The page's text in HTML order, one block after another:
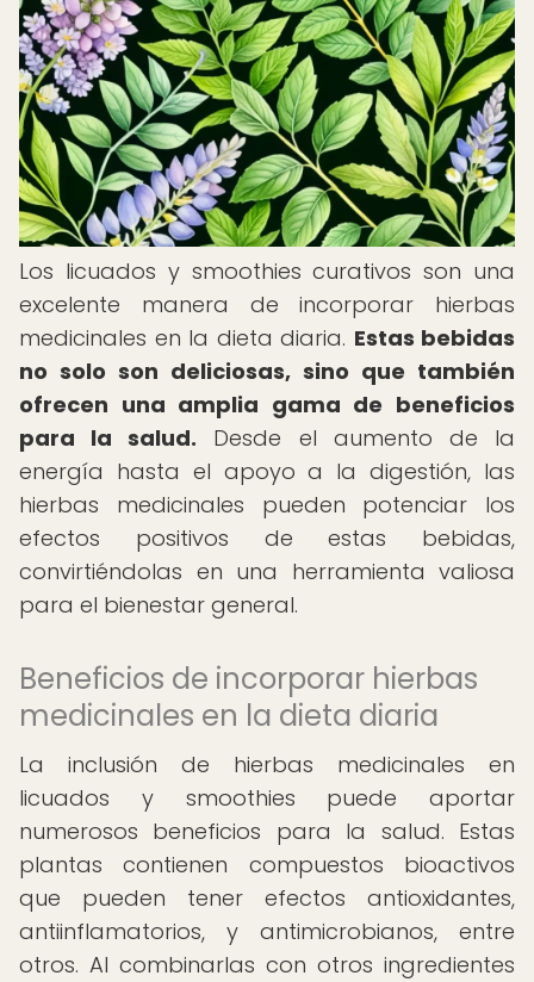
Los licuados y smoothies curativos son una
excelente manera de incorporar hierbas
medicinales en la dieta diaria. Estas bebidas
no solo son deliciosas, sino que también
ofrecen una amplia gama de beneficios
para la salud. Desde el aumento de la
energía hasta el apoyo a la digestión, las
hierbas medicinales pueden potenciar los
efectos positivos de estas bebidas,
convirtiéndolas en una herramienta valiosa
para el bienestar general.
Beneficios de incorporar hierbas
medicinales en la dieta diaria
La inclusión de hierbas medicinales en
licuados y smoothies puede aportar
numerosos beneficios para la salud. Estas
plantas contienen compuestos bioactivos
que pueden tener efectos antioxidantes,
antiinflamatorios, y antimicrobianos, entre
otros. Al combinarlas con otros ingredientes